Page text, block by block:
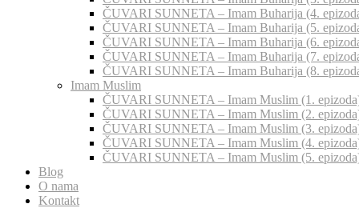
ČUVARI SUNNETA – Imam Buharija (4.
ČUVARI SUNNETA – Imam Buharija (5.
ČUVARI SUNNETA – Imam Buharija (6.
ČUVARI SUNNETA – Imam Buharija (7.
ČUVARI SUNNETA – Imam Buharija (8.
Imam Muslim
ČUVARI SUNNETA – Imam Muslim (1.
ČUVARI SUNNETA – Imam Muslim (2.
ČUVARI SUNNETA – Imam Muslim (3.
ČUVARI SUNNETA – Imam Muslim (4.
ČUVARI SUNNETA – Imam Muslim (5.
Blog
O nama
Kontakt